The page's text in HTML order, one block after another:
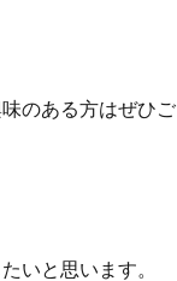
のある方はぜひご
いと思います。